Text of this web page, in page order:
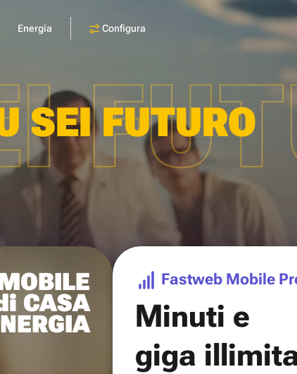
Energia Configura
SEI FUTURO
CASA
Fastweb Mobile
Minuti e
giga